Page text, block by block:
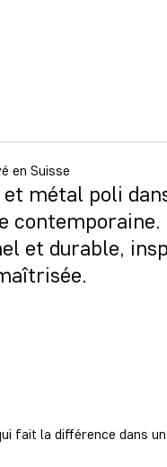
en Suisse
métal poli
contemporaine.
et durable,
fait la différence dans